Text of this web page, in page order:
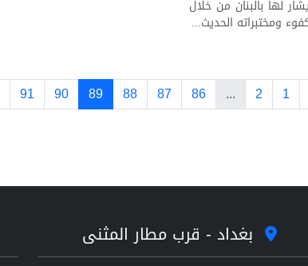
لها بالبنان من خلال
ومختبراته الحديث...
1
2
...
86
87
88
89
90
91
بغداد - قرب مطار المثنى